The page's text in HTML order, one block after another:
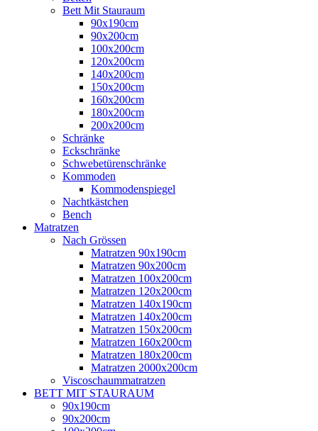
Bett Mit Stauraum
90x190cm
90x200cm
100x200cm
120x200cm
140x200cm
150x200cm
160x200cm
180x200cm
200x200cm
Schränke
Eckschränke
Schwebetürenschränke
Kommoden
Kommodenspiegel
Nachtkästchen
Bench
Matratzen
Nach Grössen
Matratzen 90x190cm
Matratzen 90x200cm
Matratzen 100x200cm
Matratzen 120x200cm
Matratzen 140x190cm
Matratzen 140x200cm
Matratzen 150x200cm
Matratzen 160x200cm
Matratzen 180x200cm
Matratzen 2000x200cm
Viscoschaummatratzen
BETT MIT STAURAUM
90x190cm
90x200cm